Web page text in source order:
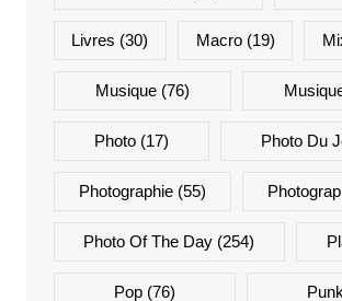
Livres (30) Macro(19)
Musique(76)
Photo(17) Photo Du
Photographie(55)
Photo Of The Day (254)
Pop(76) Punk